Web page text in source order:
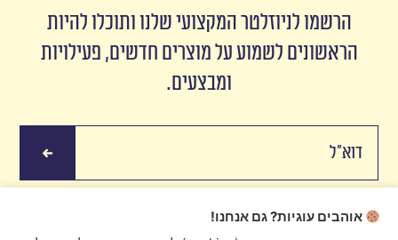
הרשמו לניוזלטר המקצועי שלנו ותוכלו להיות
הראשונים לשמוע על מוצרים חדשים, פעילויות
ומבצעים.
אוהבים עוגיות? גם אנחנו!